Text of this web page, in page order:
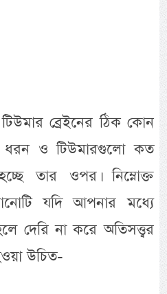
ব্রেইনের ঠিক কোন
ধরন ও টিউমারগুলো কত
তার ওপর। নিম্নোক্ত
যদি আপনার মধ্যে
দেরি না করে অতিসত্ত্বর
উচিত-